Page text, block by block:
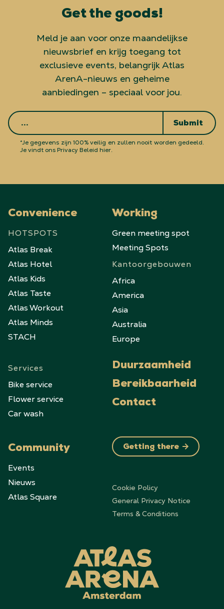
Get the goods!
Meld je aan voor onze maandelijkse
nieuwsbrief en krijg toegang tot
exclusieve events, belangrijk Atlas
ArenA-nieuws en geheime
aanbiedingen – speciaal voor jou.
Submit
*Je gegevens zijn 100% veilig en zullen nooit worden gedeeld.
Je vindt ons Privacy Beleid hier.
Convenience
HOTSPOTS
Atlas Break
Atlas Hotel
Atlas Kids
Atlas Taste
Atlas Workout
Atlas Minds
STACH
Services
Bike service
Flower service
Car wash
Community
Events
Nieuws
Atlas Square
Working
Green meeting spot
Meeting Spots
Kantoorgebouwen
Africa
America
Asia
Australia
Europe
Duurzaamheid
Bereikbaarheid
Contact
Getting there
Cookie Policy
General Privacy Notice
Terms & Conditions